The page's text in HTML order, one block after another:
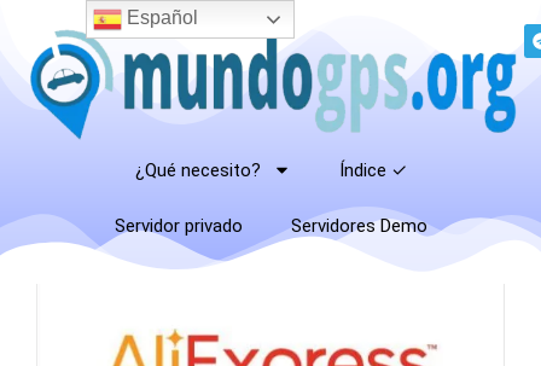
¿Qué necesito? Índice ✓
Servidor privado Servidores Demo
Español